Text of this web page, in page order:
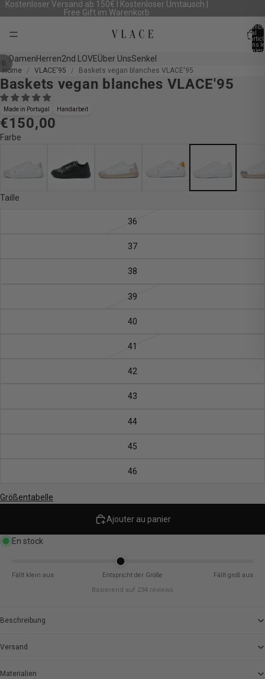
Kostenloser Versand ab 150€ I Kostenloser Umtausch |
Free Gift im Warenkorb
total
dans le
panier:
DamenHerren2nd LOVEÜber UnsSenkel
Home VLACE'95 Baskets vegan blanches VLACE'95
6
Ouvrir
l’image
en
plein
écran
Ouvrir
l’image
en
plein
écran
Ouvrir
l’image
en
plein
écran
Ouvrir
l’image
en
plein
écran
Ouvrir
l’image
en
plein
écran
Ouvrir
l’image
en
plein
écran
Baskets vegan blanches VLACE'95
Made in Portugal Handarbeit
€150,00
Farbe
Taille
36
37
38
39
40
41
42
43
44
45
46
Größentabelle
Ajouter au panier
En stock
Fällt klein aus Entspricht der Größe
Fällt groß aus
Basierend auf 234 reviews
Beschreibung
Versand
Materialien